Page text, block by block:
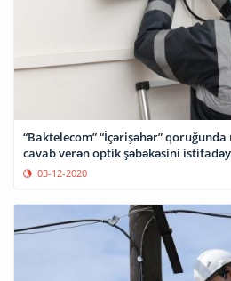
“Baktelecom” “İçərişəhər”
cavab verən optik şəbəkəsini
03-12-2020